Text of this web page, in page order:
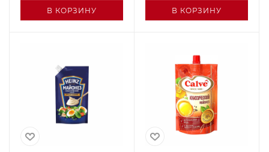
В КОРЗИНУ В КОРЗИНУ